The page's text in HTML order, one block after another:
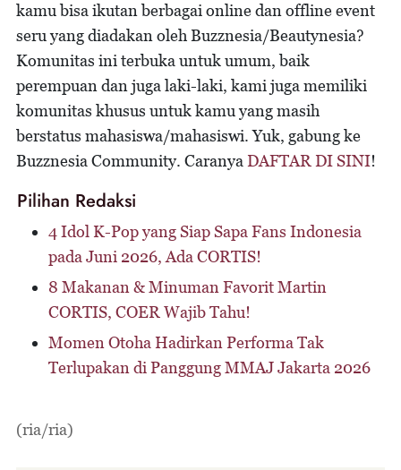
kamu bisa ikutan berbagai online dan offline event
seru yang diadakan oleh Buzznesia/Beautynesia?
Komunitas ini terbuka untuk umum, baik
perempuan dan juga laki-laki, kami juga memiliki
komunitas khusus untuk kamu yang masih
berstatus mahasiswa/mahasiswi. Yuk, gabung ke
Buzznesia Community. Caranya DAFTAR DI SINI!
Pilihan Redaksi
4 Idol K-Pop yang Siap Sapa Fans Indonesia
pada Juni 2026, Ada CORTIS!
8 Makanan & Minuman Favorit Martin
CORTIS, COER Wajib Tahu!
Momen Otoha Hadirkan Performa Tak
Terlupakan di Panggung MMAJ Jakarta 2026
(ria/ria)